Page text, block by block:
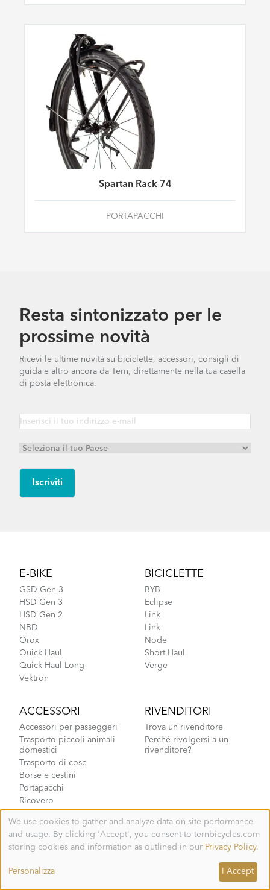
Spartan Rack 74
PORTAPACCHI
Resta sintonizzato per le
prossime novità
Ricevi le ultime novità su biciclette, accessori, consigli di
guida e altro ancora da Tern, direttamente nella tua casella
di posta elettronica.
E-BIKE
GSD Gen 3
HSD Gen 3
HSD Gen 2
NBD
Orox
Quick Haul
Quick Haul Long
Vektron
BICICLETTE
BYB
Eclipse
Link
Link
Node
Short Haul
Verge
ACCESSORI
Accessori per passeggeri
Trasporto piccoli animali
domestici
Trasporto di cose
Borse e cestini
Portapacchi
Ricovero
Parti e componenti
Extra
RIVENDITORI
Trova un rivenditore
Perché rivolgersi a un
rivenditore?
ASSISTENZA
Programma Good Werx
Use
of
personal
and
We use cookies to gather and analyze data on site performance
and usage. By clicking 'Accept', you consent to ternbicycles.com
storing cookies and information as outlined in our Privacy Policy.
Personalizza I Accept